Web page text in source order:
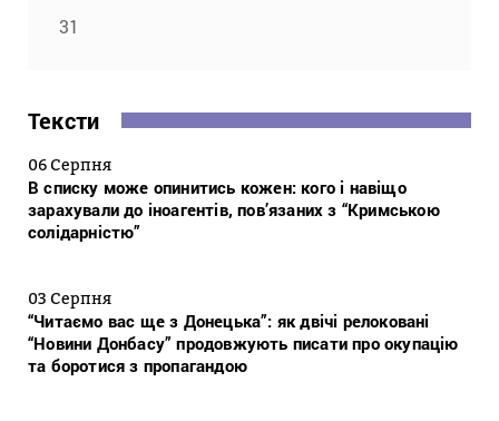
31
Тексти
06 Серпня
В списку може опинитись кожен: кого і навіщо
зарахували до іноагентів, пов’язаних з “Кримською
солідарністю”
03 Серпня
“Читаємо вас ще з Донецька”: як двічі релоковані
“Новини Донбасу” продовжують писати про окупацію
та боротися з пропагандою